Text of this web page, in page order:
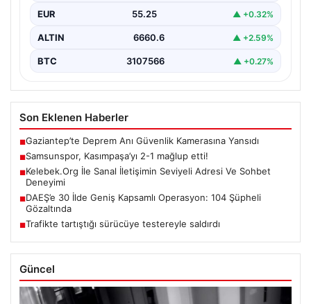
EUR 55.25 ▲ +0.32%
ALTIN 6660.6 ▲ +2.59%
BTC 3107566 ▲ +0.27%
Son Eklenen Haberler
■Gaziantep’te Deprem Anı Güvenlik Kamerasına Yansıdı
■Samsunspor, Kasımpaşa’yı 2-1 mağlup etti!
■Kelebek.Org İle Sanal İletişimin Seviyeli Adresi Ve Sohbet
Deneyimi
■DAEŞ’e 30 İlde Geniş Kapsamlı Operasyon: 104 Şüpheli
Gözaltında
■Trafikte tartıştığı sürücüye testereyle saldırdı
Güncel